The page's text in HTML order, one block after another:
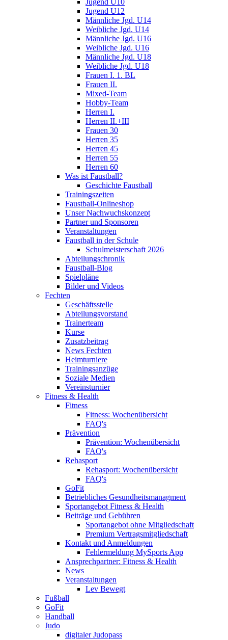
Jugend U12
Männliche Jgd. U14
Weibliche Jgd. U14
Männliche Jgd. U16
Weibliche Jgd. U16
Männliche Jgd. U18
Weibliche Jgd. U18
Frauen I. 1. BL
Frauen II.
Mixed-Team
Hobby-Team
Herren I.
Herren II.+III
Frauen 30
Herren 35
Herren 45
Herren 55
Herren 60
Was ist Faustball?
Geschichte Faustball
Trainingszeiten
Faustball-Onlineshop
Unser Nachwuchskonzept
Partner und Sponsoren
Veranstaltungen
Faustball in der Schule
Schulmeisterschaft 2026
Abteilungschronik
Faustball-Blog
Spielpläne
Bilder und Videos
Fechten
Geschäftsstelle
Abteilungsvorstand
Trainerteam
Kurse
Zusatzbeitrag
News Fechten
Heimturniere
Trainingsanzüge
Soziale Medien
Vereinsturnier
Fitness & Health
Fitness
Fitness: Wochenübersicht
FAQ's
Prävention
Prävention: Wochenübersicht
FAQ's
Rehasport
Rehasport: Wochenübersicht
FAQ's
GoFit
Betriebliches Gesundheitsmanagment
Sportangebot Fitness & Health
Beiträge und Gebühren
Sportangebot ohne Mitgliedschaft
Premium Vertragsmitgliedschaft
Kontakt und Anmeldungen
Fehlermeldung MySports App
Ansprechpartner: Fitness & Health
News
Veranstaltungen
Lev Bewegt
Fußball
GoFit
Handball
Judo
digitaler Judopass